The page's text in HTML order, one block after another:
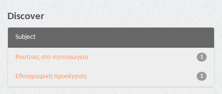
Discover
Subject
1
Pουτίνες στο νηπιαγωγείο
1
Εθνογραφική προσέγγιση